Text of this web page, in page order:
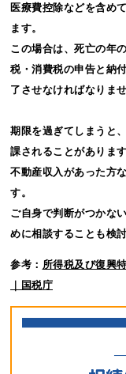
医療費控除などを含め
ます。
この場合は、死亡の年
税・消費税の申告と納
了させなければなりませ
期限を過ぎてしまうと
課されることがあります
不動産収入があった方
す。
ご自身で判断がつかな
めに相談することも検
参考： 所得税及び復興
｜国税庁